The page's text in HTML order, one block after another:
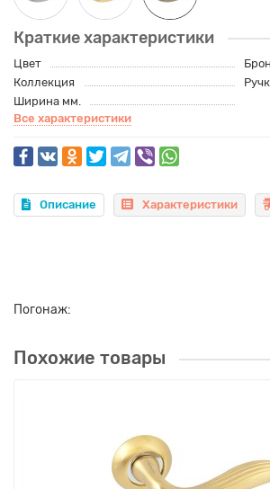
Краткие характеристики
Цвет
Коллекция
Ширина мм.
Все характеристики
Описание Характеристики
Погонаж:
Похожие товары